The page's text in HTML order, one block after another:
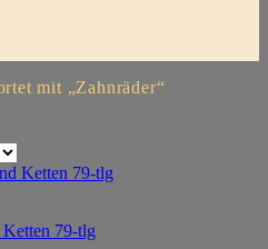
mit „Zahnräder“
79-tlg